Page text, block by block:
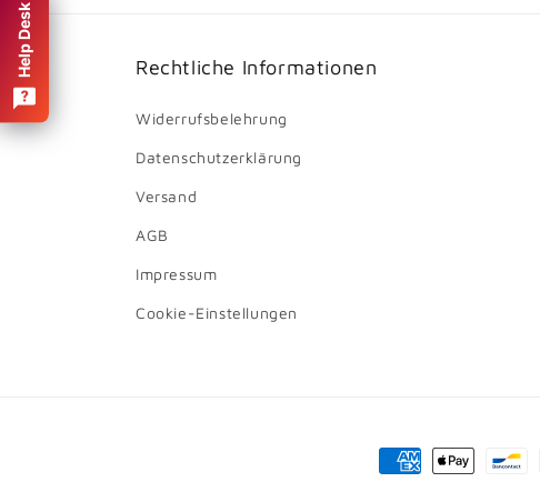
Rechtliche Informationen
Widerrufsbelehrung
Datenschutzerklärung
Versand
AGB
Impressum
Cookie-Einstellungen
Zahlungsmethoden
Help Desk